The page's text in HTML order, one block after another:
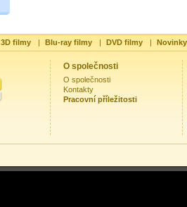
3D filmy | Blu-ray filmy | DVD filmy |
O společnosti
O společnosti
Kontakty
Pracovní příležitosti